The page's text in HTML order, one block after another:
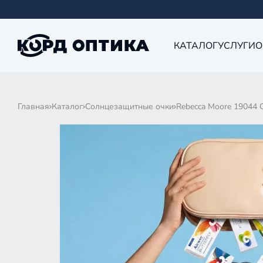
КАТАЛОГУСЛУГИ
Главная Каталог Солнцезащитные очки Rebecca Moore 19044